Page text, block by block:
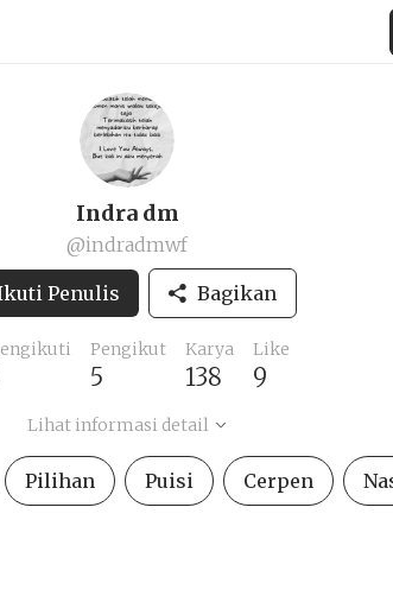
Indra dm
@indradmwf
Penulis Bagikan
Pengikut
5
Karya
138
Like
9
Lihat informasi detail
Pilihan Puisi Cerpen